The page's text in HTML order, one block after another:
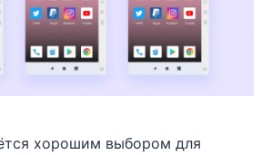
хорошим выбором для